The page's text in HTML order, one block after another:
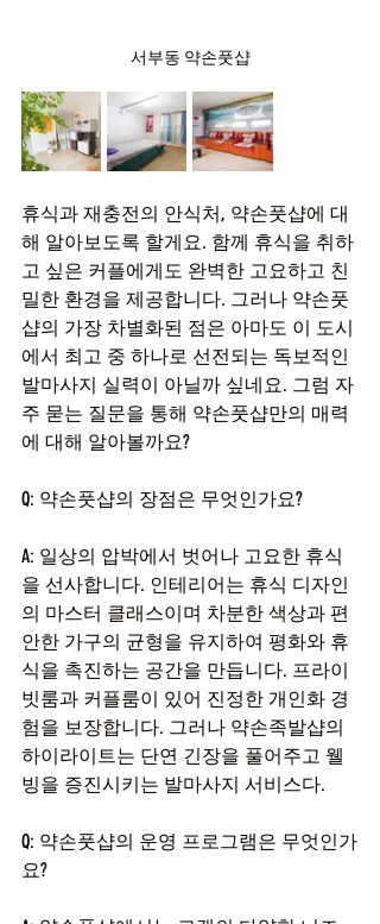
서부동 약손풋샵
휴식과 재충전의 안식처, 약손풋샵에 대
해 알아보도록 할게요. 함께 휴식을 취하
고 싶은 커플에게도 완벽한 고요하고 친
밀한 환경을 제공합니다. 그러나 약손풋
샵의 가장 차별화된 점은 아마도 이 도시
에서 최고 중 하나로 선전되는 독보적인
발마사지 실력이 아닐까 싶네요. 그럼 자
주 묻는 질문을 통해 약손풋샵만의 매력
에 대해 알아볼까요?
Q: 약손풋샵의 장점은 무엇인가요?
A: 일상의 압박에서 벗어나 고요한 휴식
을 선사합니다. 인테리어는 휴식 디자인
의 마스터 클래스이며 차분한 색상과 편
안한 가구의 균형을 유지하여 평화와 휴
식을 촉진하는 공간을 만듭니다. 프라이
빗룸과 커플룸이 있어 진정한 개인화 경
험을 보장합니다. 그러나 약손족발샵의
하이라이트는 단연 긴장을 풀어주고 웰
빙을 증진시키는 발마사지 서비스다.
Q: 약손풋샵의 운영 프로그램은 무엇인가
요?